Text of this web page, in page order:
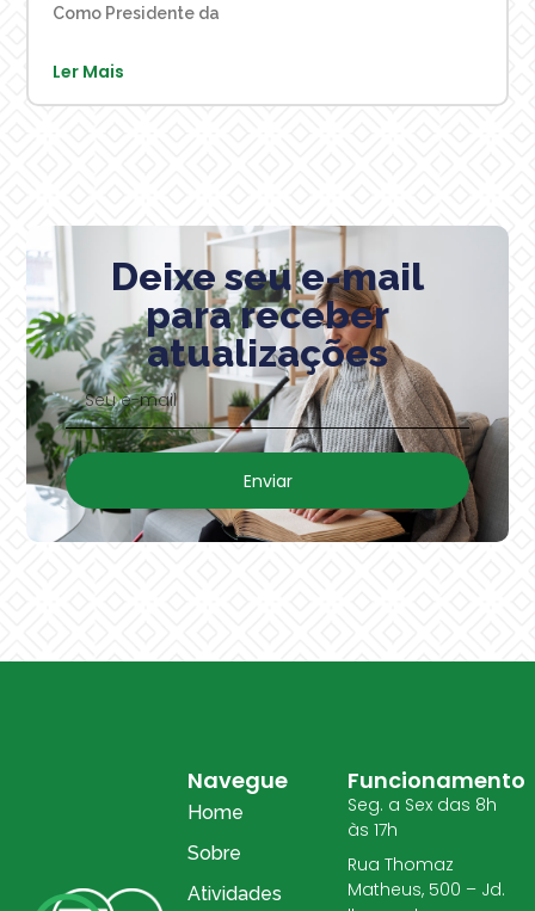
Como Presidente da
Ler Mais
Deixe seu e-mail
para receber
atualizações
Enviar
Navegue
Home
Sobre
Atividades
Funcionamento
Seg. a Sex das 8h
às 17h
Rua Thomaz
Matheus, 500 – Jd.